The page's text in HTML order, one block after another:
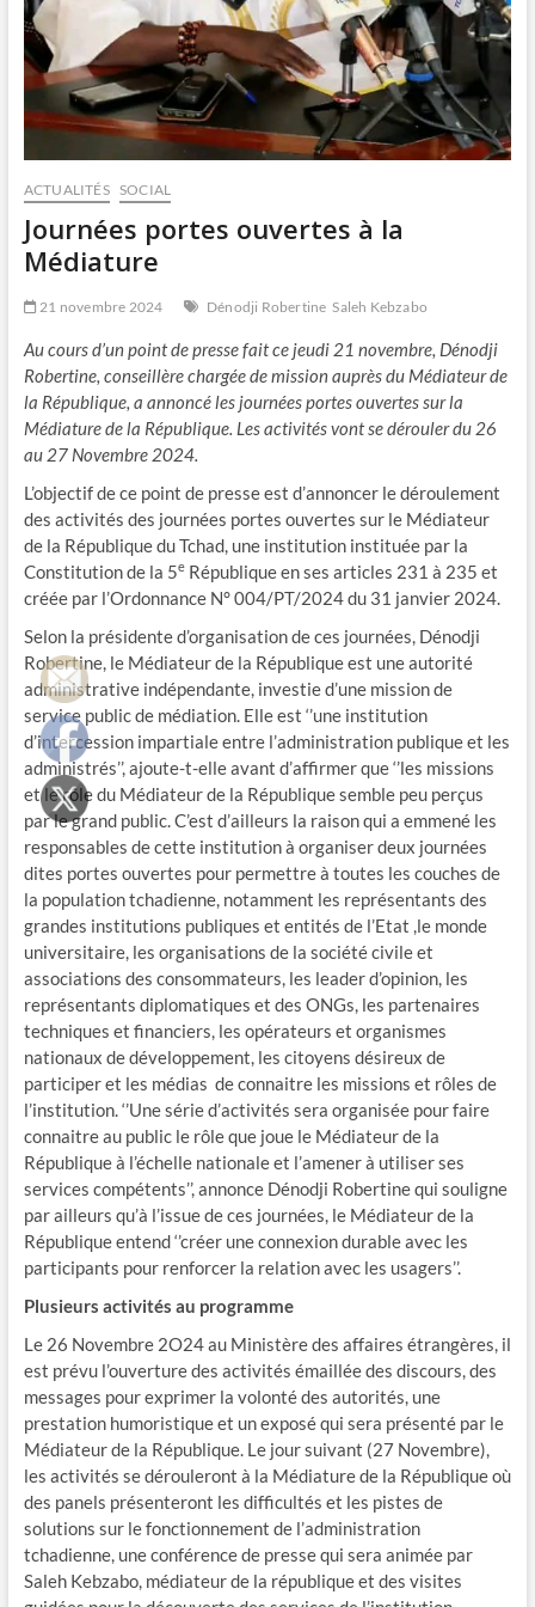
ACTUALITÉS SOCIAL
Journées portes ouvertes à la
Médiature
21 novembre 2024 Dénodji Robertine Saleh Kebzabo
Au cours d’un point de presse fait ce jeudi 21 novembre, Dénodji
Robertine, conseillère chargée de mission auprès du Médiateur de
la République, a annoncé les journées portes ouvertes sur la
Médiature de la République. Les activités vont se dérouler du 26
au 27 Novembre 2024.
L’objectif de ce point de presse est d’annoncer le déroulement
des activités des journées portes ouvertes sur le Médiateur
de la République du Tchad, une institution instituée par la
Constitution de la 5eRépublique en ses articles 231 à 235 et
créée par l’Ordonnance N° 004/PT/2024 du 31 janvier 2024.
Selon la présidente d’organisation de ces journées, Dénodji
Robertine, le Médiateur de la République est une autorité
administrative indépendante, investie d’une mission de
service public de médiation. Elle est ‘’une institution
d’intercession impartiale entre l’administration publique et les
administrés’’, ajoute-t-elle avant d’affirmer que ‘’les missions
et le rôle du Médiateur de la République semble peu perçus
par le grand public. C’est d’ailleurs la raison qui a emmené les
responsables de cette institution à organiser deux journées
dites portes ouvertes pour permettre à toutes les couches de
la population tchadienne, notamment les représentants des
grandes institutions publiques et entités de l’Etat ,le monde
universitaire, les organisations de la société civile et
associations des consommateurs, les leader d’opinion, les
représentants diplomatiques et des ONGs, les partenaires
techniques et financiers, les opérateurs et organismes
nationaux de développement, les citoyens désireux de
participer et les médias de connaitre les missions et rôles de
l’institution. ‘’Une série d’activités sera organisée pour faire
connaitre au public le rôle que joue le Médiateur de la
République à l’échelle nationale et l’amener à utiliser ses
services compétents’’, annonce Dénodji Robertine qui souligne
par ailleurs qu’à l’issue de ces journées, le Médiateur de la
République entend ‘’créer une connexion durable avec les
participants pour renforcer la relation avec les usagers’’.
Plusieurs activités au programme
Le 26 Novembre 2O24 au Ministère des affaires étrangères, il
est prévu l’ouverture des activités émaillée des discours, des
messages pour exprimer la volonté des autorités, une
prestation humoristique et un exposé qui sera présenté par le
Médiateur de la République. Le jour suivant (27 Novembre),
les activités se dérouleront à la Médiature de la République où
des panels présenteront les difficultés et les pistes de
solutions sur le fonctionnement de l’administration
tchadienne, une conférence de presse qui sera animée par
Saleh Kebzabo, médiateur de la république et des visites